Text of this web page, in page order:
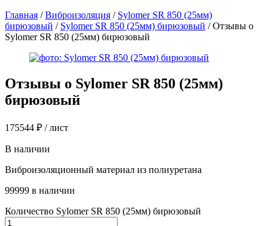
Главная /Виброизоляция / Sylomer SR 850 (25мм)
бирюзовый / Sylomer SR 850 (25мм) бирюзовый / Отзывы о
Sylomer SR 850 (25мм) бирюзовый
Отзывы о Sylomer SR 850 (25мм)
бирюзовый
175544 ₽ / лист
В наличии
Виброизоляционный материал из полиуретана
99999 в наличии
Количество Sylomer SR 850 (25мм) бирюзовый